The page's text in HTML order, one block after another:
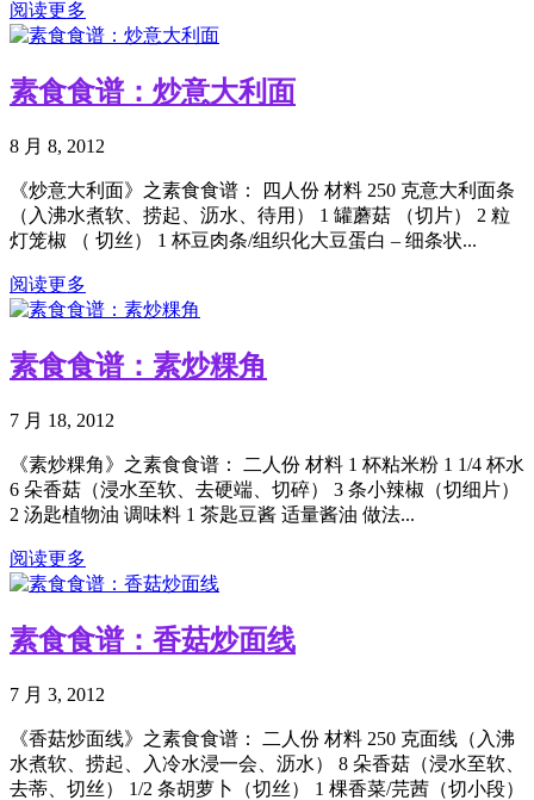
阅读更多
素食食谱：炒意大利面
8 月 8, 2012
《炒意大利面》之素食食谱： 四人份 材料 250 克意大利面条
（入沸水煮软、捞起、沥水、待用） 1 罐蘑菇 （切片） 2 粒
灯笼椒 （ 切丝） 1 杯豆肉条/组织化大豆蛋白 – 细条状...
阅读更多
素食食谱：素炒粿角
7 月 18, 2012
《素炒粿角》之素食食谱： 二人份 材料 1 杯粘米粉 1 1/4 杯水
6 朵香菇（浸水至软、去硬端、切碎） 3 条小辣椒（切细片）
2 汤匙植物油 调味料 1 茶匙豆酱 适量酱油 做法...
阅读更多
素食食谱：香菇炒面线
7 月 3, 2012
《香菇炒面线》之素食食谱： 二人份 材料 250 克面线（入沸
水煮软、捞起、入冷水浸一会、沥水） 8 朵香菇（浸水至软、
去蒂、切丝） 1/2 条胡萝卜（切丝） 1 棵香菜/芫茜（切小段）